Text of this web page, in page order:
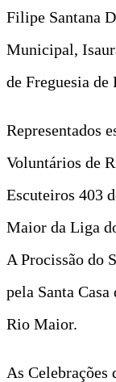
Filipe Santana
Municipal,
de Freguesia
Representados
Voluntários de
Escuteiros 403
Maior da Liga
A Procissão do
pela Santa
Rio Maior.
As Celebrações